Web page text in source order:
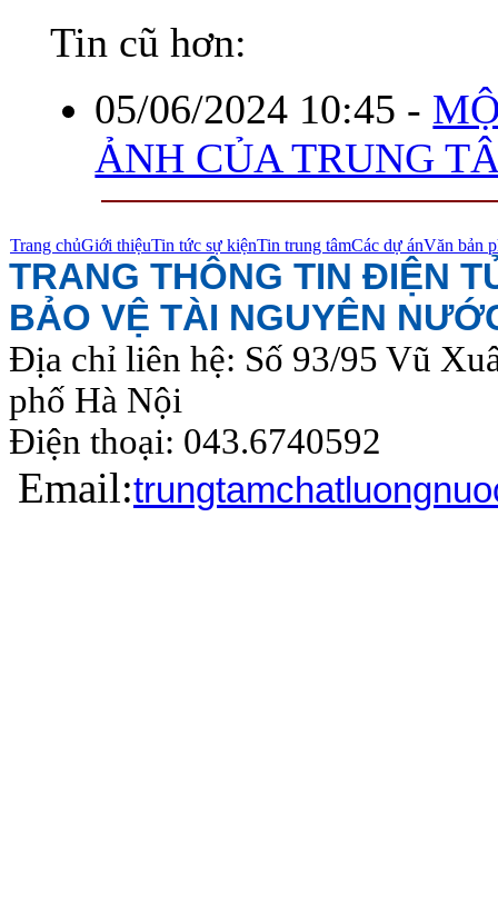
Tin cũ hơn:
05/06/2024 10:45 -
ẢNH CỦA TRUNG
Trang chủGiới thiệuTin tức sự kiệnTin trung tâmCác dự ánVăn bản
TRANG THÔNG TIN ĐIỆN
BẢO VỆ TÀI NGUYÊN
Địa chỉ liên hệ: Số 93/95 Vũ
phố Hà Nội
Điện thoại:
Email: